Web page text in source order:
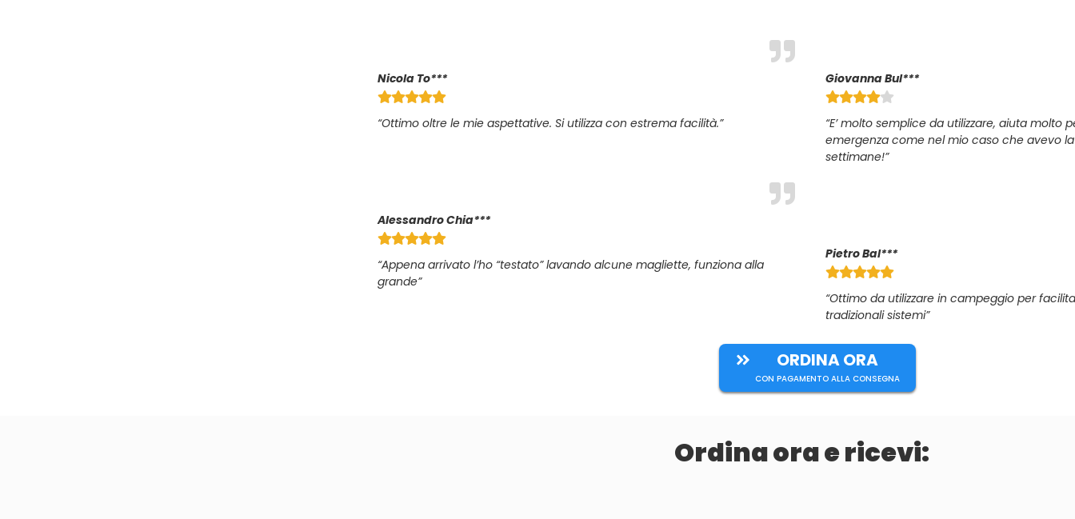
Nicola To***
“Ottimo oltre le mie aspettative. Si utilizza con estrema facilità.”
Alessandro Chia***
“Appena arrivato l’ho “testato” lavando alcune magliette, funziona alla
grande”
Giovanna Bul***
“E’ molto semplice da utilizzare, aiuta molto
emergenza come nel mio caso che avevo
settimane!”
Pietro Bal***
“Ottimo da utilizzare in campeggio per
tradizionali sistemi”
ORDINA ORA
CON PAGAMENTO ALLA CONSEGNA
Ordina ora e ricevi: